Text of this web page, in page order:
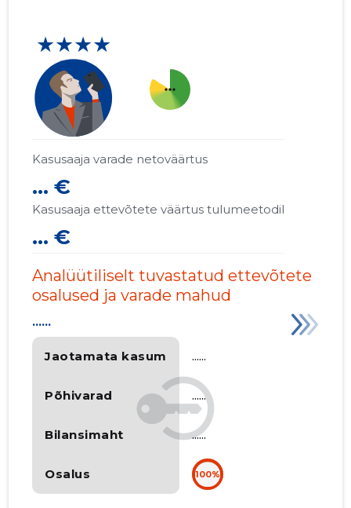
★★★★
more_horiz
Kasusaaja varade netoväärtus
... €
Kasusaaja ettevõtete väärtus tulumeetodil
... €
Analüütiliselt tuvastatud ettevõtete
osalused ja varade mahud
Jaotamata kasum
Põhivarad
Bilansimaht
Osalus
......
......
......
......
100%